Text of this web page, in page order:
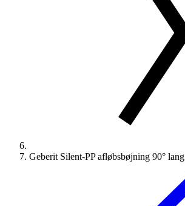
Geberit Silent-PP afløbsbøjning 90° lang